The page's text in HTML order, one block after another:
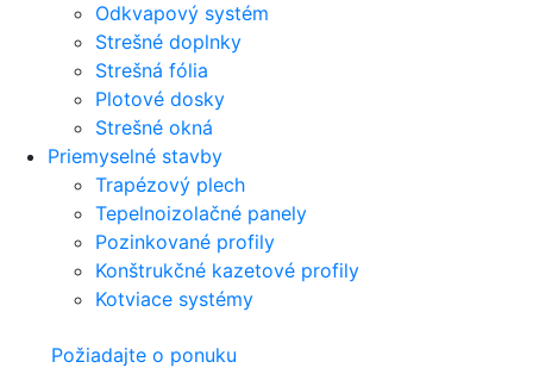
Odkvapový systém
Strešné doplnky
Strešná fólia
Plotové dosky
Strešné okná
Priemyselné stavby
Trapézový plech
Tepelnoizolačné panely
Pozinkované profily
Konštrukčné kazetové profily
Kotviace systémy
Požiadajte o ponuku